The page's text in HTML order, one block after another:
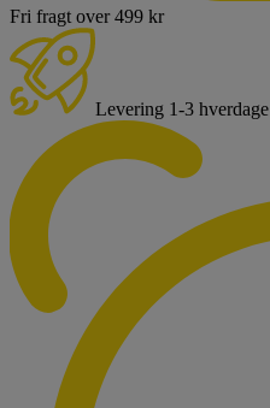
Fri fragt over 499 kr
Levering 1-3 hverdage